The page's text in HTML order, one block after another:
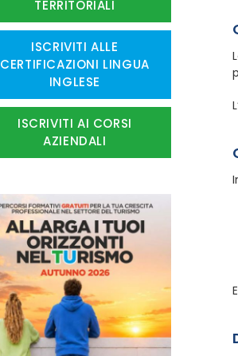
TERRITORIALI
ISCRIVITI ALLE
CERTIFICAZIONI LINGUA
INGLESE
ISCRIVITI AI CORSI
AZIENDALI